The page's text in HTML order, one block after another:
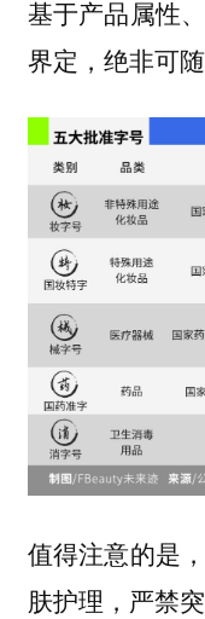
基于产品属性
界定，绝非可随
值得注意的是
肤护理，严禁